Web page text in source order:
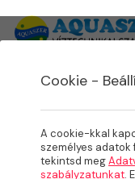
Cookie -
A cookie-kkal
személyes
tekintsd meg
szabályzatunkat.